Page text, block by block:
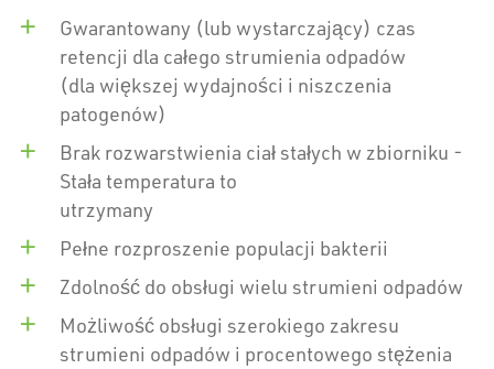
Gwarantowany (lub wystarczający) czas
retencji dla całego strumienia odpadów
(dla większej wydajności i niszczenia
patogenów)
Brak rozwarstwienia ciał stałych w zbiorniku -
Stała temperatura to
utrzymany
Pełne rozproszenie populacji bakterii
Zdolność do obsługi wielu strumieni odpadów
Możliwość obsługi szerokiego zakresu
strumieni odpadów i procentowego stężenia